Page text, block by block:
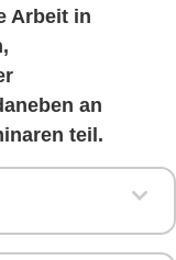
Arbeit in
an
teil.